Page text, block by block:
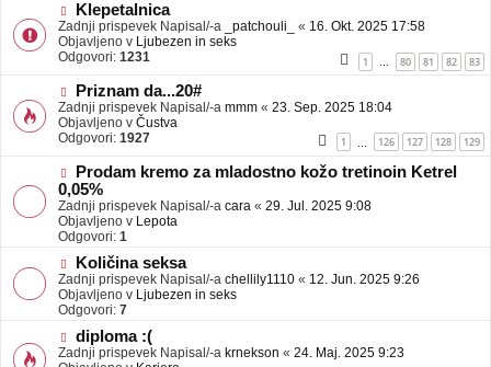
j
a
v
e
N
o
v
e
b
a
v
e
Klepetalnica
Zadnji prispevek Napisal/-a _patchouli_ « 16. Okt. 2025 17:58
Objavljeno v Ljubezen in seks
Odgovori: 1231 1 80 81 82 83
N
o
v
e
o
b
j
a
v
e
Priznam da...20#
Zadnji prispevek Napisal/-a mmm « 23. Sep. 2025 18:04
Objavljeno v Čustva
Odgovori: 1927 1 126 127 128 129
N
o
v
e
o
b
a
v
e
Prodam kremo za mladostno kožo tretinoin Ketrel
0,05%
Zadnji prispevek Napisal/-a cara « 29. Jul. 2025 9:08
Objavljeno v Lepota
Odgovori: 1
N
o
v
e
o
b
j
Količina seksa
Zadnji prispevek Napisal/-a chellily1110 « 12. Jun. 2025 9:26
Objavljeno v Ljubezen in seks
Odgovori: 7
N
o
diploma :(
Zadnji prispevek Napisal/-a krnekson « 24. Maj. 2025 9:23